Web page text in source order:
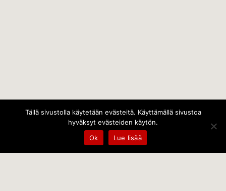
Tällä sivustolla käytetään evästeitä. Käyttämällä sivustoa
hyväksyt evästeiden käytön.
Ok
Lue lisää